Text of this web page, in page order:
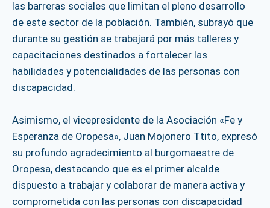
las barreras sociales que limitan el pleno desarrollo
de este sector de la población. También, subrayó que
durante su gestión se trabajará por más talleres y
capacitaciones destinados a fortalecer las
habilidades y potencialidades de las personas con
discapacidad.
Asimismo, el vicepresidente de la Asociación «Fe y
Esperanza de Oropesa», Juan Mojonero Ttito, expresó
su profundo agradecimiento al burgomaestre de
Oropesa, destacando que es el primer alcalde
dispuesto a trabajar y colaborar de manera activa y
comprometida con las personas con discapacidad